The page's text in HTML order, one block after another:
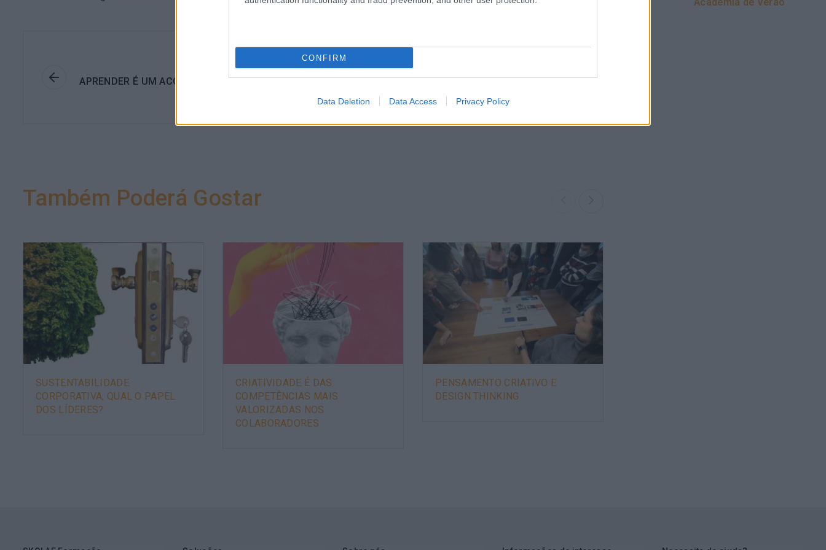
CONFIRM
Data Deletion Data Access Privacy Policy
APRENDER É UM ACONTECIMENTO SOCIAL
Seguinte
A FORMAÇÃO DEVE SER PARTICIPATIVA E
Também Poderá Gostar
SUSTENTABILIDADE
CORPORATIVA, QUAL O PAPEL
DOS LÍDERES?
CRIATIVIDADE É DAS
COMPETÊNCIAS MAIS
VALORIZADAS NOS
COLABORADORES
PENSAMENTO CRIATIVO E
DESIGN THINKING